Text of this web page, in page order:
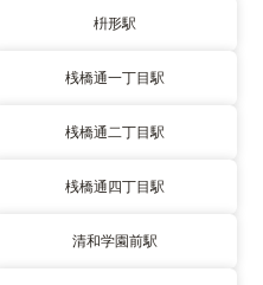
枡形駅
桟橋通一丁目駅
桟橋通二丁目駅
桟橋通四丁目駅
清和学園前駅